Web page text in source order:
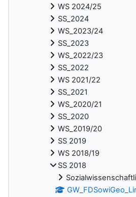
WS 2024/25
SS_2024
WS_2023/24
SS_2023
WS_2022/23
SS_2022
WS 2021/22
SS_2021
WS_2020/21
SS_2020
WS_2019/20
SS 2019
WS 2018/19
SS 2018